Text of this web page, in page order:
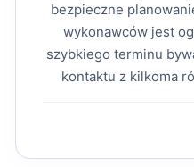
bezpieczne
wykonawców jest
szybkiego terminu
kontaktu z kilkoma